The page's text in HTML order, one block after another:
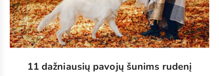
11 dažniausių pavojų šunims rudenį